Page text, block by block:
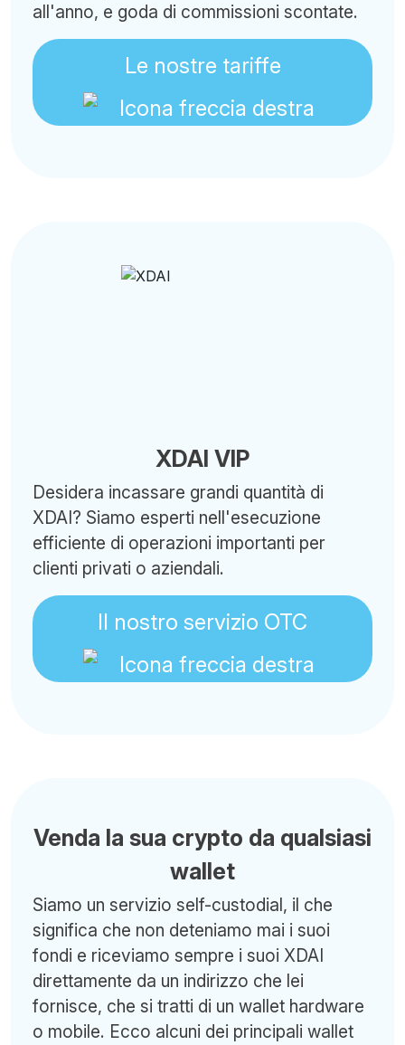
all'anno, e goda di commissioni scontate.
Le nostre tariffe
XDAI VIP
Desidera incassare grandi quantità di
XDAI? Siamo esperti nell'esecuzione
efficiente di operazioni importanti per
clienti privati o aziendali.
Il nostro servizio OTC
Venda la sua crypto da qualsiasi
wallet
Siamo un servizio self-custodial, il che
significa che non deteniamo mai i suoi
fondi e riceviamo sempre i suoi XDAI
direttamente da un indirizzo che lei
fornisce, che si tratti di un wallet hardware
o mobile. Ecco alcuni dei principali wallet